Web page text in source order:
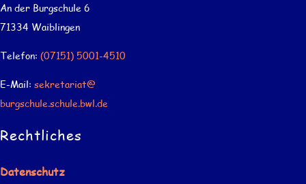
An der Burgschule 6
71334 Waiblingen
Telefon: (07151) 5001-4510
E-Mail: sekretariat@
burgschule.schule.bwl.de
Rechtliches
Datenschutz